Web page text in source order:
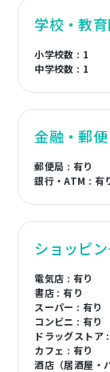
学校・教
小学校数 : 1
中学校数 : 1
金融・郵
郵便局 : 有り
銀行・ATM : 有
ショッピ
電気店 : 有り
書店 : 有り
スーパー : 有り
コンビニ : 有り
ドラッグストア
カフェ : 有り
酒店（居酒屋・